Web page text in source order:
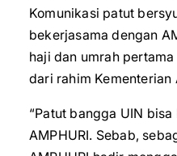
Komunikasi patut
bekerjasama dengan
haji dan umrah
dari rahim Kementerian
“Patut bangga UIN
AMPHURI. Sebab,